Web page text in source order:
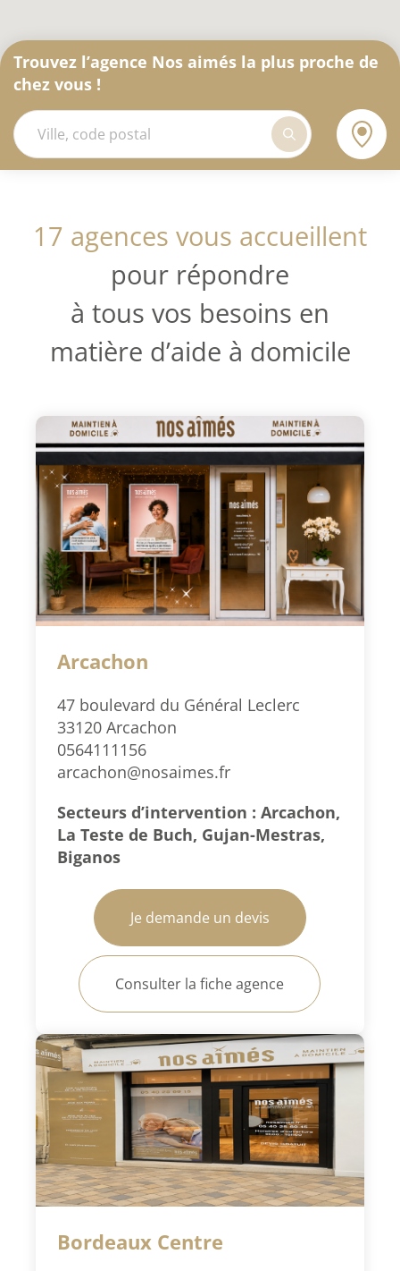
Trouvez l’agence Nos aimés la plus proche de
chez vous !
17 agences vous accueillent
pour répondre
à tous vos besoins en
matière d’aide à domicile
Arcachon
47 boulevard du Général Leclerc
33120 Arcachon
0564111156
arcachon@nosaimes.fr
Secteurs d’intervention : Arcachon,
La Teste de Buch, Gujan-Mestras,
Biganos
Je demande un devis
Consulter la fiche agence
Bordeaux Centre